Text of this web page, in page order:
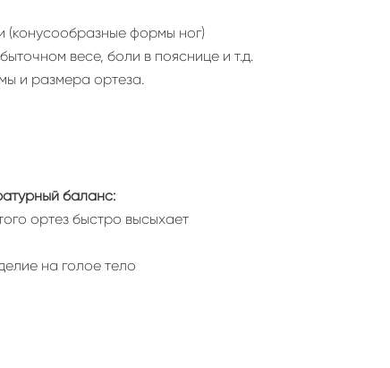
(конусообразные формы ног)
весе, боли в пояснице и т.д.
и размера ортеза.
баланс:
ортез быстро высыхает
на голое тело